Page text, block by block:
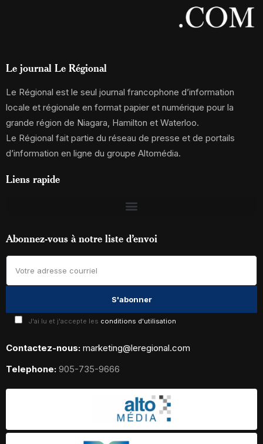
Le journal Le Régional
Le Régional est le seul journal francophone d’information
locale et régionale en format papier et numérique pour la
grande région de Niagara, Hamilton et Waterloo.
Le Régional fait partie du réseau de presse et de portails
d’information en ligne du groupe Altomédia.
Liens rapide
Abonnez-vous à notre liste d’envoi
J'ai lu et j'accepte les conditions d'utilisation
Contactez-nous: marketing@leregional.com
Telephone: 905-735-9666